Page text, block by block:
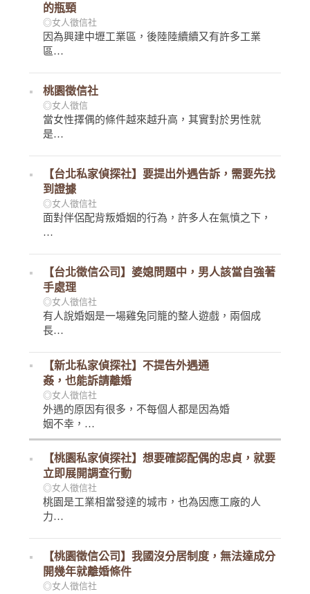
的瓶頸
◎女人徵信社
因為興建中壢工業區，後陸陸續續又有許多工業
區…
桃園徵信社
◎女人徵信
當女性擇偶的條件越來越升高，其實對於男性就
是…
【台北私家偵探社】要提出外遇告訴，需要先找
到證據
◎女人徵信社
面對伴侶配背叛婚姻的行為，許多人在氣憤之下，
…
【台北徵信公司】婆媳問題中，男人該當自強著
手處理
◎女人徵信社
有人說婚姻是一場雞兔同籠的整人遊戲，兩個成
長…
【新北私家偵探社】不提告外遇通
姦，也能訴請離婚
◎女人徵信社
外遇的原因有很多，不每個人都是因為婚
姻不幸，…
【桃園私家偵探社】想要確認配偶的忠貞，就要
立即展開調查行動
◎女人徵信社
桃園是工業相當發達的城市，也為因應工廠的人
力…
【桃園徵信公司】我國沒分居制度，無法達成分
開幾年就離婚條件
◎女人徵信社